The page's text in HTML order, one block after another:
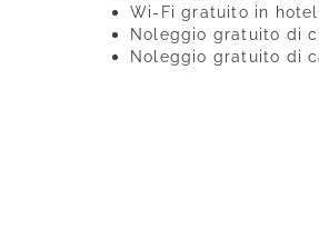
Wi-Fi gratuito in
Noleggio gratuito di
Noleggio gratuito di